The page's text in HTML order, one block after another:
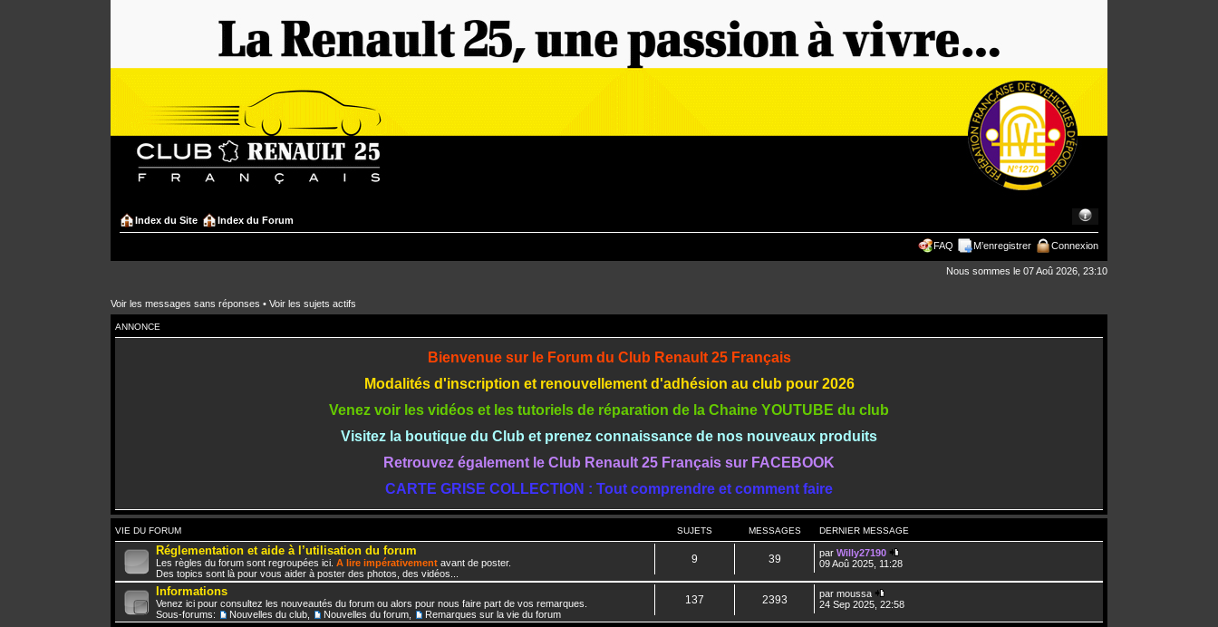
Index du Site Index du Forum
FAQ M’enregistrer Connexion
Nous sommes le 07 Aoû 2026, 23:10
Voir les messages sans réponses • Voir les sujets actifs
ANNONCE
Bienvenue sur le Forum du Club Renault 25 Français
Modalités d'inscription et renouvellement d'adhésion au club pour 2026
Venez voir les vidéos et les tutoriels de réparation de la Chaine YOUTUBE du club
Visitez la boutique du Club et prenez connaissance de nos nouveaux produits
Retrouvez également le Club Renault 25 Français sur FACEBOOK
CARTE GRISE COLLECTION : Tout comprendre et comment faire
VIE DU FORUM SUJETS MESSAGES DERNIER MESSAGE
Réglementation et aide à l’utilisation du forum
Les règles du forum sont regroupées ici. A lire impérativement avant de poster.
Des topics sont là pour vous aider à poster des photos, des vidéos...
9 39 parWilly27190
09 Aoû 2025, 11:28
Informations
Venez ici pour consultez les nouveautés du forum ou alors pour nous faire part de vos remarques.
Sous-forums:
Nouvelles du club Nouvelles du forum Remarques sur la vie du forum
137 2393 parmoussa
24 Sep 2025, 22:58